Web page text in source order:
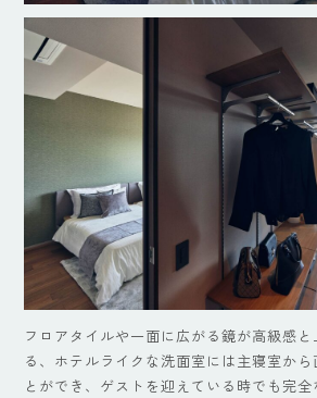
フロアタイルや一面に広がる鏡が高級感
る、ホテルライクな洗面室には主寝室か
とができ、ゲストを迎えている時でも完